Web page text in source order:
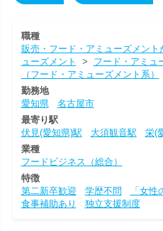
職種
販売・フード・アミューズメント
ューズメント
> フード・アミュ
（フード・アミューズメント系）
勤務地
愛知県
名古屋市
最寄り駅
伏見(愛知県)駅
大須観音駅 栄(
業種
フードビジネス（総合）
特徴
第二新卒歓迎
学歴不問 「女
食事補助あり
独立支援制度